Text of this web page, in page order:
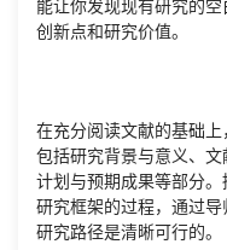
能让你发现现有研究的
创新点和研究价值。
在充分阅读文献的基础
包括研究背景与意义、
计划与预期成果等部分
研究框架的过程，通过
研究路径是清晰可行的。